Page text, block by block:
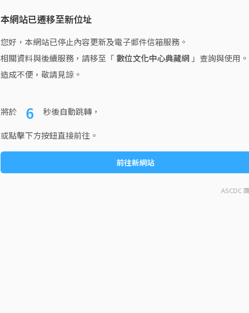
本網站已遷移至新位址
您好，本網站已停止內容更新及電子郵件信箱服務。
相關資料與後續服務，請移至「 數位文化中心典藏網 」查詢與使用。
造成不便，敬請見諒。
將於 6
秒後自動跳轉，
或點擊下方按鈕直接前往。
前往新網站
ASCDC